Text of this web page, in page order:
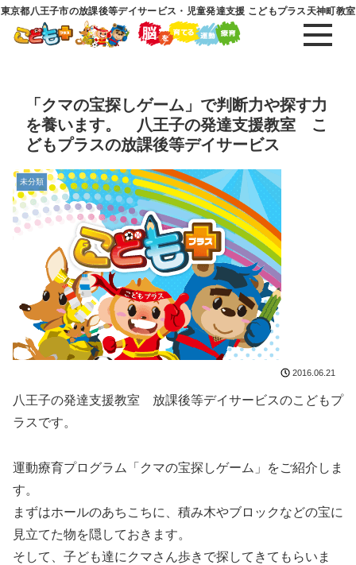
東京都八王子市の放課後等デイサービス・児童発達支援 こどもプラス天神町教室
「クマの宝探しゲーム」で判断力や探す力
を養います。 八王子の発達支援教室 こ
どもプラスの放課後等デイサービス
未分類
2016.06.21
八王子の発達支援教室 放課後等デイサービスのこどもプ
ラスです。
運動療育プログラム「クマの宝探しゲーム」をご紹介しま
す。
まずはホールのあちこちに、積み木やブロックなどの宝に
見立てた物を隠しておきます。
そして、子ども達にクマさん歩きで探してきてもらいま